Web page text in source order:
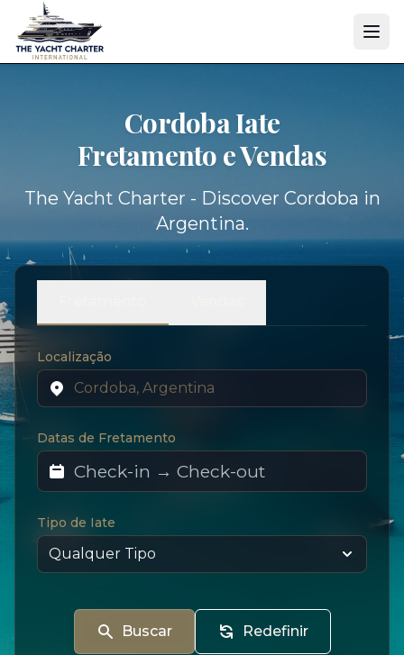
Cordoba Iate
Fretamento e Vendas
The Yacht Charter - Discover Cordoba in
Argentina.
Localização
Datas de Fretamento
Tipo de Iate
Buscar Redefinir